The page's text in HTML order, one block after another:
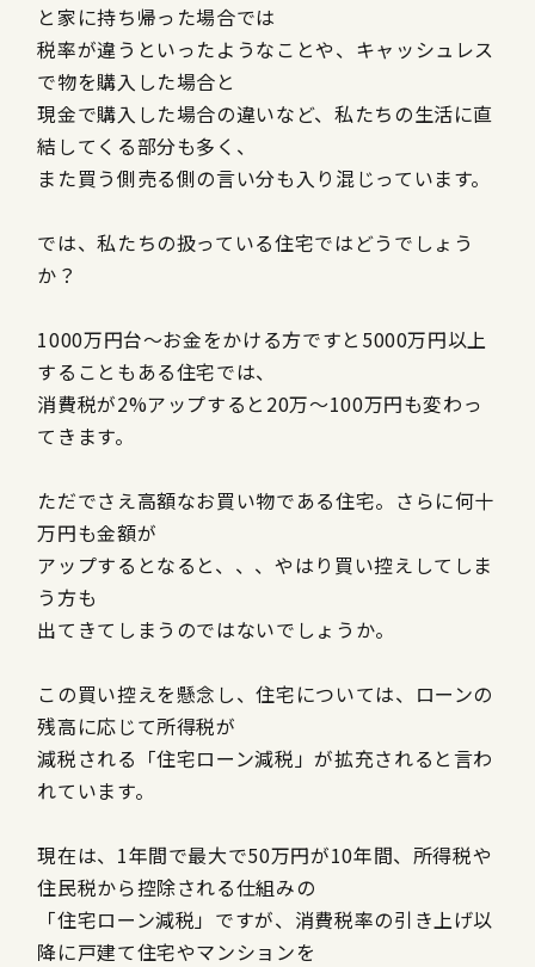
と家に持ち帰った場合では
税率が違うといったようなことや、キャッシュレス
で物を購入した場合と
現金で購入した場合の違いなど、私たちの生活に直
結してくる部分も多く、
また買う側売る側の言い分も入り混じっています。
では、私たちの扱っている住宅ではどうでしょう
か？
1000万円台～お金をかける方ですと 5000万円以上
することもある住宅では、
消費税が2%アップすると 20万～100万円も変わっ
てきます。
ただでさえ高額なお買い物である住宅。さらに何十
万円も金額が
アップするとなると、、、やはり買い控えしてしま
う方も
出てきてしまうのではないでしょうか。
この買い控えを懸念し、住宅については、ローンの
残高に応じて所得税が
減税される「住宅ローン減税」が拡充されると言わ
れています。
現在は、 1年間で最大で50万円が10年間、所得税や
住民税から控除される仕組みの
「住宅ローン減税」ですが、消費税率の引き上げ以
降に戸建て住宅やマンションを